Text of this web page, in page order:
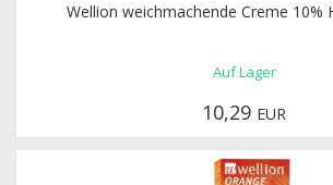
Wellion weichmachende Creme 10%
Auf Lager
10,29 EUR